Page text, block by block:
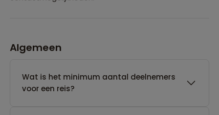
Algemeen
Wat is het minimum aantal deelnemers
voor een reis?